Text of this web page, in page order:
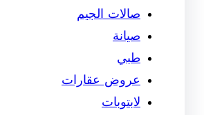
صالات الجيم
صيانة
طبي
عروض عقارات
لابتوبات